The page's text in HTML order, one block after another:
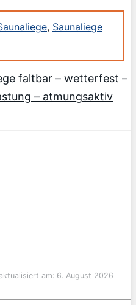
, Saunaliege
faltbar – wetterfest –
– atmungsaktiv
am: 6. August 2026